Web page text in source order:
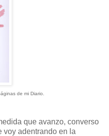
de mi Diario.
que avanzo, converso
voy adentrando en la